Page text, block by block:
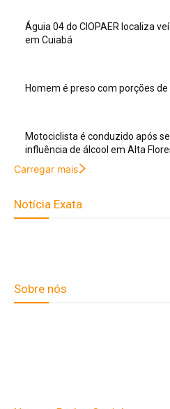
Águia 04 do CIOPAER localiza
em Cuiabá
Homem é preso com porções
Motociclista é conduzido após
influência de álcool em Alta
Carregar mais
Notícia Exata
Sobre nós